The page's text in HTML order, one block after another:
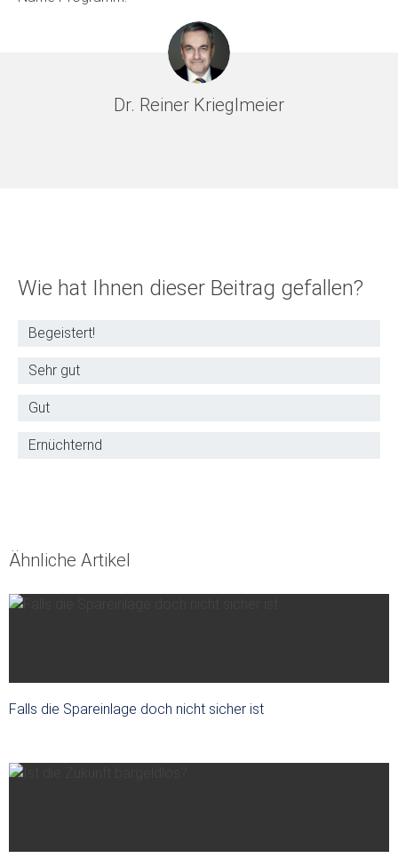
Dr. Reiner Krieglmeier
Wie hat Ihnen dieser Beitrag gefallen?
Begeistert!
Sehr gut
Gut
Ernüchternd
Ähnliche Artikel
Falls die Spareinlage doch nicht sicher ist